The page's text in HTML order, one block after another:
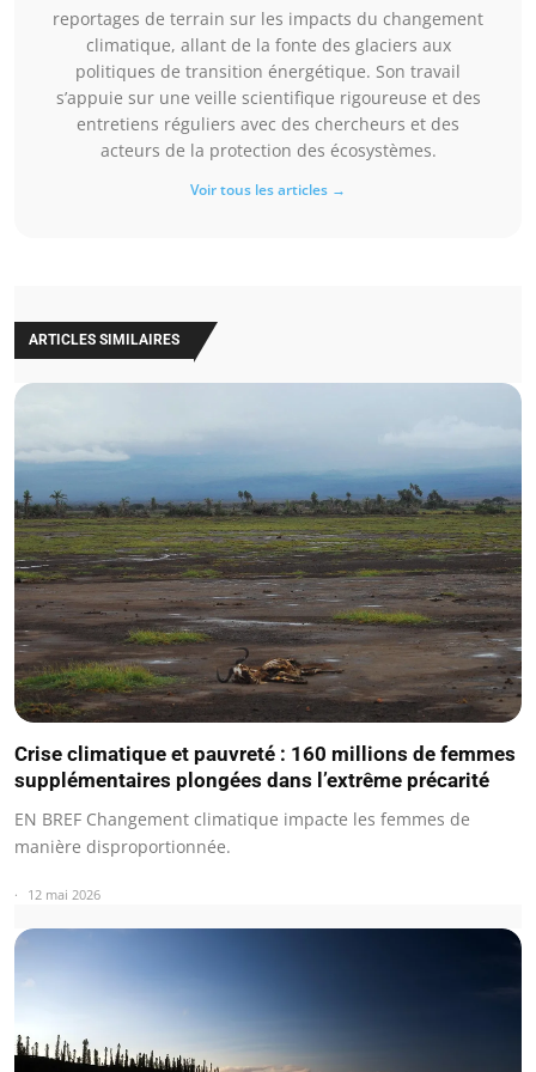
reportages de terrain sur les impacts du changement
climatique, allant de la fonte des glaciers aux
politiques de transition énergétique. Son travail
s’appuie sur une veille scientifique rigoureuse et des
entretiens réguliers avec des chercheurs et des
acteurs de la protection des écosystèmes.
Voir tous les articles →
ARTICLES SIMILAIRES
Crise climatique et pauvreté : 160 millions de femmes
supplémentaires plongées dans l’extrême précarité
EN BREF Changement climatique impacte les femmes de
manière disproportionnée.
12 mai 2026